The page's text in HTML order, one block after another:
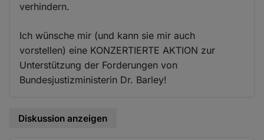
verhindern.
Ich wünsche mir (und kann sie mir auch
vorstellen) eine KONZERTIERTE AKTION zur
Unterstützung der Forderungen von
Bundesjustizministerin Dr. Barley!
Diskussion anzeigen